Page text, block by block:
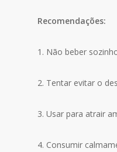
Recomendações:
1. Não beber
2. Tentar evitar o
3. Usar para atrair
4. Consumir